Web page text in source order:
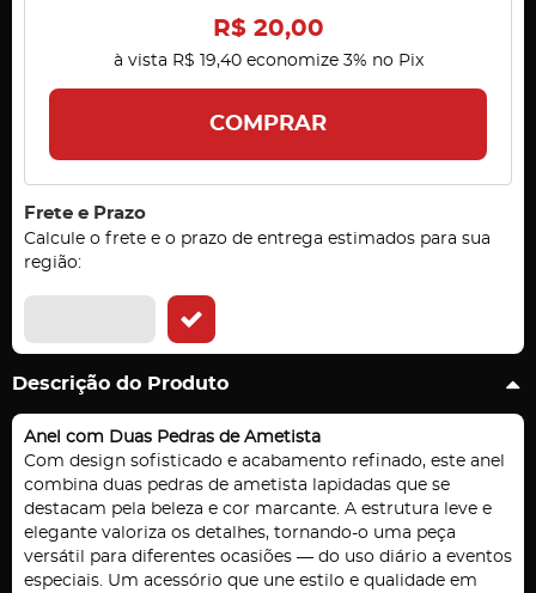
R$ 20,00
à vista R$ 19,40economize 3% no Pix
COMPRAR
Frete e Prazo
Calcule o frete e o prazo de entrega estimados para sua
região:
Descrição do Produto
Anel com Duas Pedras de Ametista
Com design sofisticado e acabamento refinado, este anel
combina duas pedras de ametista lapidadas que se
destacam pela beleza e cor marcante. A estrutura leve e
elegante valoriza os detalhes, tornando-o uma peça
versátil para diferentes ocasiões — do uso diário a eventos
especiais. Um acessório que une estilo e qualidade em